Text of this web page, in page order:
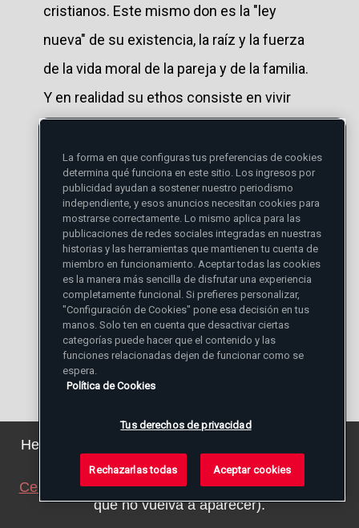
cristianos. Este mismo don es la "ley
nueva" de su existencia, la raíz y la fuerza
de la vida moral de la pareja y de la familia.
Y en realidad su ethos consiste en vivir
 la dimensiónconyugal , que exige a los
esposos llegar a ser cada vez más un solo
corazón y una sola alma, revelando así en
la historia el misterio de la misma
comunión de Dios uno y trino;
 la dimensiónfamiliar, que exige a los
esposos estar dispuestos a "cooperar...
con el amor del Creador y del Salvador,
Gaudium et spes, 50), acogiendo del Señor
el don del hijo (cf. Gén 4, 1);
Hemos actualizado nuestra política de privacidad.
Puede ver los detalles
aquí
Cerrar este aviso (ajustaremos su navegador para
que no vuelva a aparecer).
La forma en que configuras tus preferencias de cookies
determina qué funciona en este sitio. Los ingresos por
publicidad ayudan a sostener nuestro periodismo
independiente, y esos anuncios necesitan cookies para
mostrarse correctamente. Lo mismo aplica para las
publicaciones de redes sociales integradas en nuestras
historias y las herramientas que mantienen tu cuenta de
miembro en funcionamiento. Aceptar todas las cookies
es la manera más sencilla de disfrutar una experiencia
completamente funcional. Si prefieres personalizar,
"Configuración de Cookies" pone esa decisión en tus
manos. Solo ten en cuenta que desactivar ciertas
categorías puede hacer que el contenido y las
funciones relacionadas dejen de funcionar como se
espera.
Política de Cookies
Tus derechos de privacidad
Rechazarlas todas Aceptar cookies